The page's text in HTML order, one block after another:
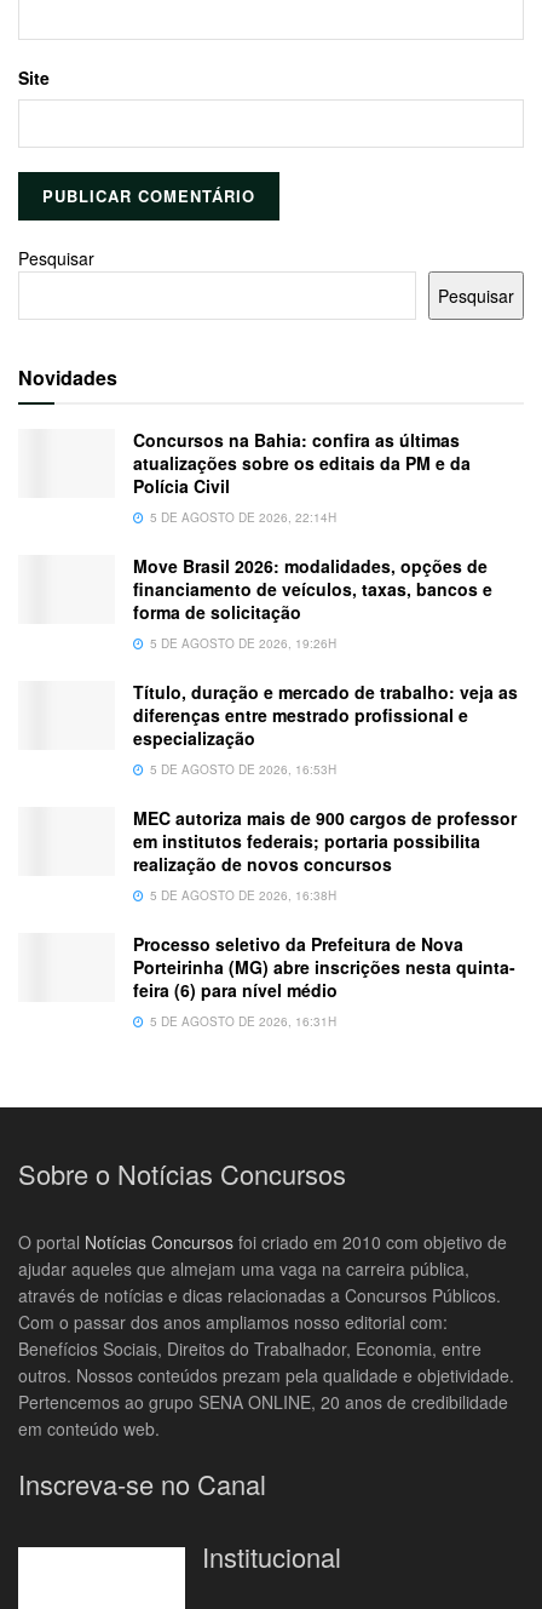
Site
Pesquisar
Pesquisar
Novidades
Concursos na Bahia: confira as últimas
atualizações sobre os editais da PM e da
Polícia Civil
5 DE AGOSTO DE 2026, 22:14H
Move Brasil 2026: modalidades, opções de
financiamento de veículos, taxas, bancos e
forma de solicitação
5 DE AGOSTO DE 2026, 19:26H
Título, duração e mercado de trabalho: veja as
diferenças entre mestrado profissional e
especialização
5 DE AGOSTO DE 2026, 16:53H
MEC autoriza mais de 900 cargos de professor
em institutos federais; portaria possibilita
realização de novos concursos
5 DE AGOSTO DE 2026, 16:38H
Processo seletivo da Prefeitura de Nova
Porteirinha (MG) abre inscrições nesta quinta-
feira (6) para nível médio
5 DE AGOSTO DE 2026, 16:31H
Sobre o Notícias Concursos
O portal Notícias Concursos foi criado em 2010 com objetivo de
ajudar aqueles que almejam uma vaga na carreira pública,
através de notícias e dicas relacionadas a Concursos Públicos.
Com o passar dos anos ampliamos nosso editorial com:
Benefícios Sociais, Direitos do Trabalhador, Economia, entre
outros. Nossos conteúdos prezam pela qualidade e objetividade.
Pertencemos ao grupo SENA ONLINE, 20 anos de credibilidade
em conteúdo web.
Inscreva-se no Canal
Institucional